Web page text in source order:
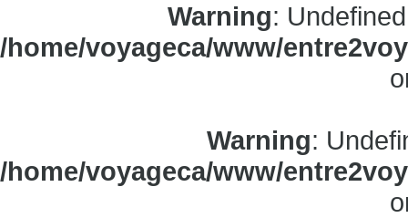
Warning:
/home/voyageca/www/
Warning:
/home/voyageca/www/